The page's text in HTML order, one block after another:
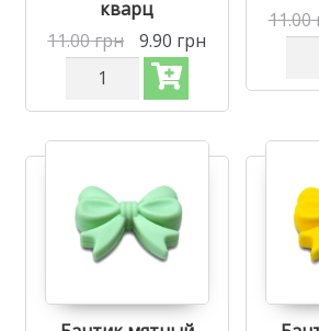
кварц
11.00грн 9.90 грн
Количество
Силиконовая
бусинка,
для
зубов
Бантик
Розовый
11.00